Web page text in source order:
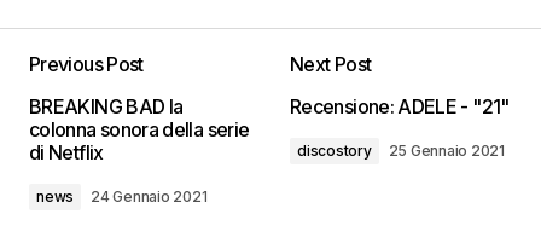
Previous Post
BREAKING BAD la
colonna sonora della serie
di Netflix
news 24 Gennaio 2021
Next Post
Recensione: ADELE - "21"
discostory 25 Gennaio 2021